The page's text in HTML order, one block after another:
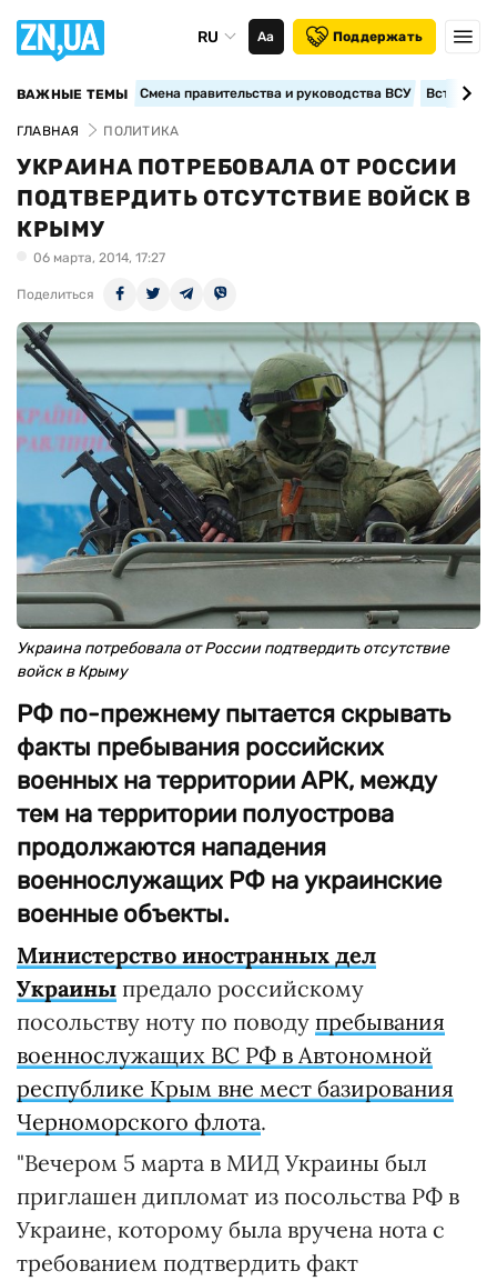
RU Аа Поддержать
ВАЖНЫЕ ТЕМЫ Смена правительства и руководства ВСУ
ГЛАВНАЯ ПОЛИТИКА
УКРАИНА ПОТРЕБОВАЛА ОТ РОССИИ
ПОДТВЕРДИТЬ ОТСУТСТВИЕ ВОЙСК В
КРЫМУ
06 марта, 2014, 17:27
Поделиться
Украина потребовала от России подтвердить отсутствие
войск в Крыму
РФ по-прежнему пытается скрывать
факты пребывания российских
военных на территории АРК, между
тем на территории полуострова
продолжаются нападения
военнослужащих РФ на украинские
военные объекты.
Министерство иностранных дел
Украины предало российскому
посольству ноту по поводу пребывания
военнослужащих ВС РФ в Автономной
республике Крым вне мест базирования
Черноморского флота.
"Вечером 5 марта в МИД Украины был
приглашен дипломат из посольства РФ в
Украине, которому была вручена нота с
требованием подтвердить факт